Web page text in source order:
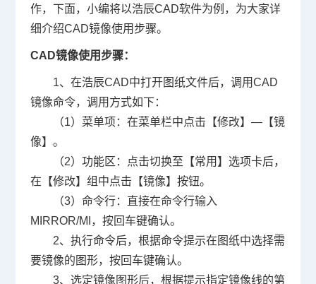
作，下面，小编将以浩辰CAD软件为例，为大家详
细介绍CAD镜像使用步骤。
CAD镜像使用步骤：
1、在浩辰CAD中打开图纸文件后，调用CAD
镜像命令，调用方式如下：
（1）菜单项：在菜单栏中点击【修改】—【镜
像】。
（2）功能区：点击切换至【常用】选项卡后，
在【修改】组中点击【镜像】按钮。
（3）命令行：直接在命令行输入
MIRROR/MI，按回车键确认。
2、执行命令后，根据命令提示在图纸中选择需
要镜像的图形，按回车键确认。
3、选定镜像图形后，根据提示指定镜像线的第